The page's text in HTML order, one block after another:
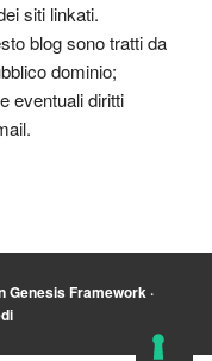
siti linkati.
blog sono tratti da
dominio;
eventuali diritti
Genesis Framework·